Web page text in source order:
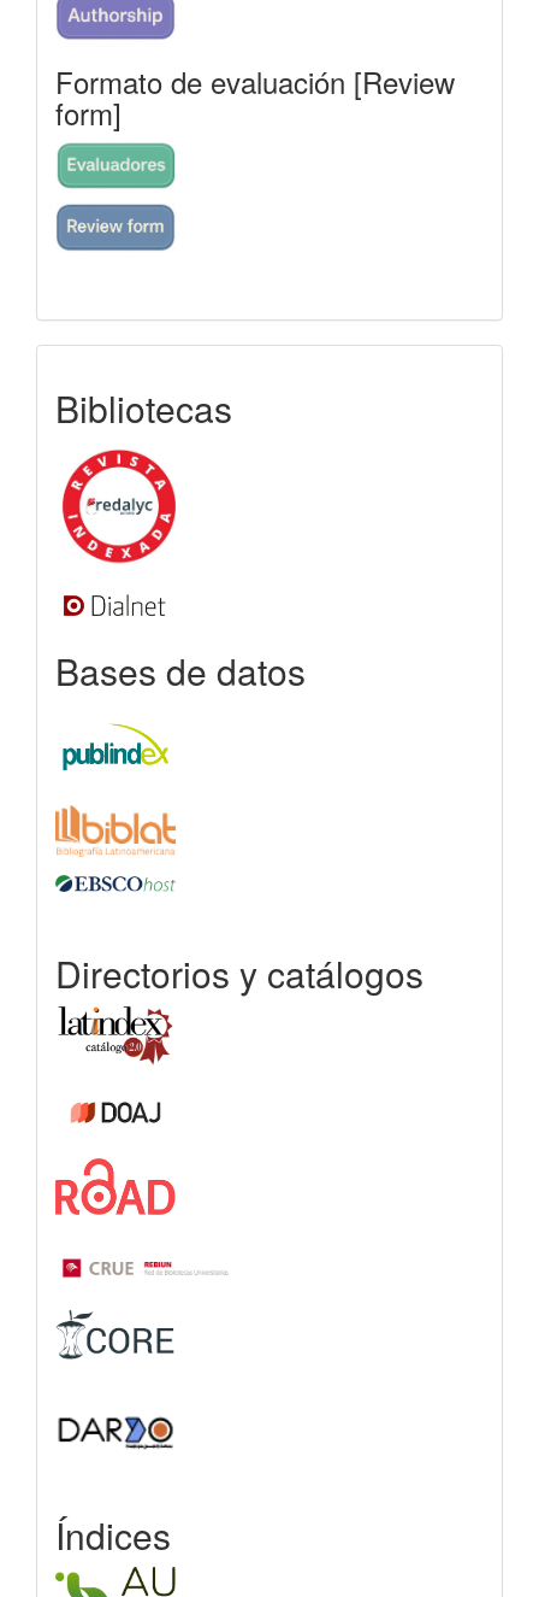
Formato de evaluación [Review
form]
Bibliotecas
Bases de datos
Directorios y catálogos
Índices